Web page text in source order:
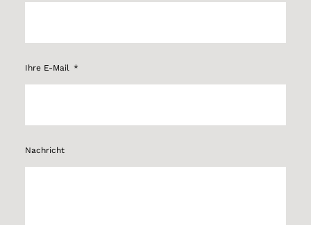
Ihre E-Mail
Nachricht